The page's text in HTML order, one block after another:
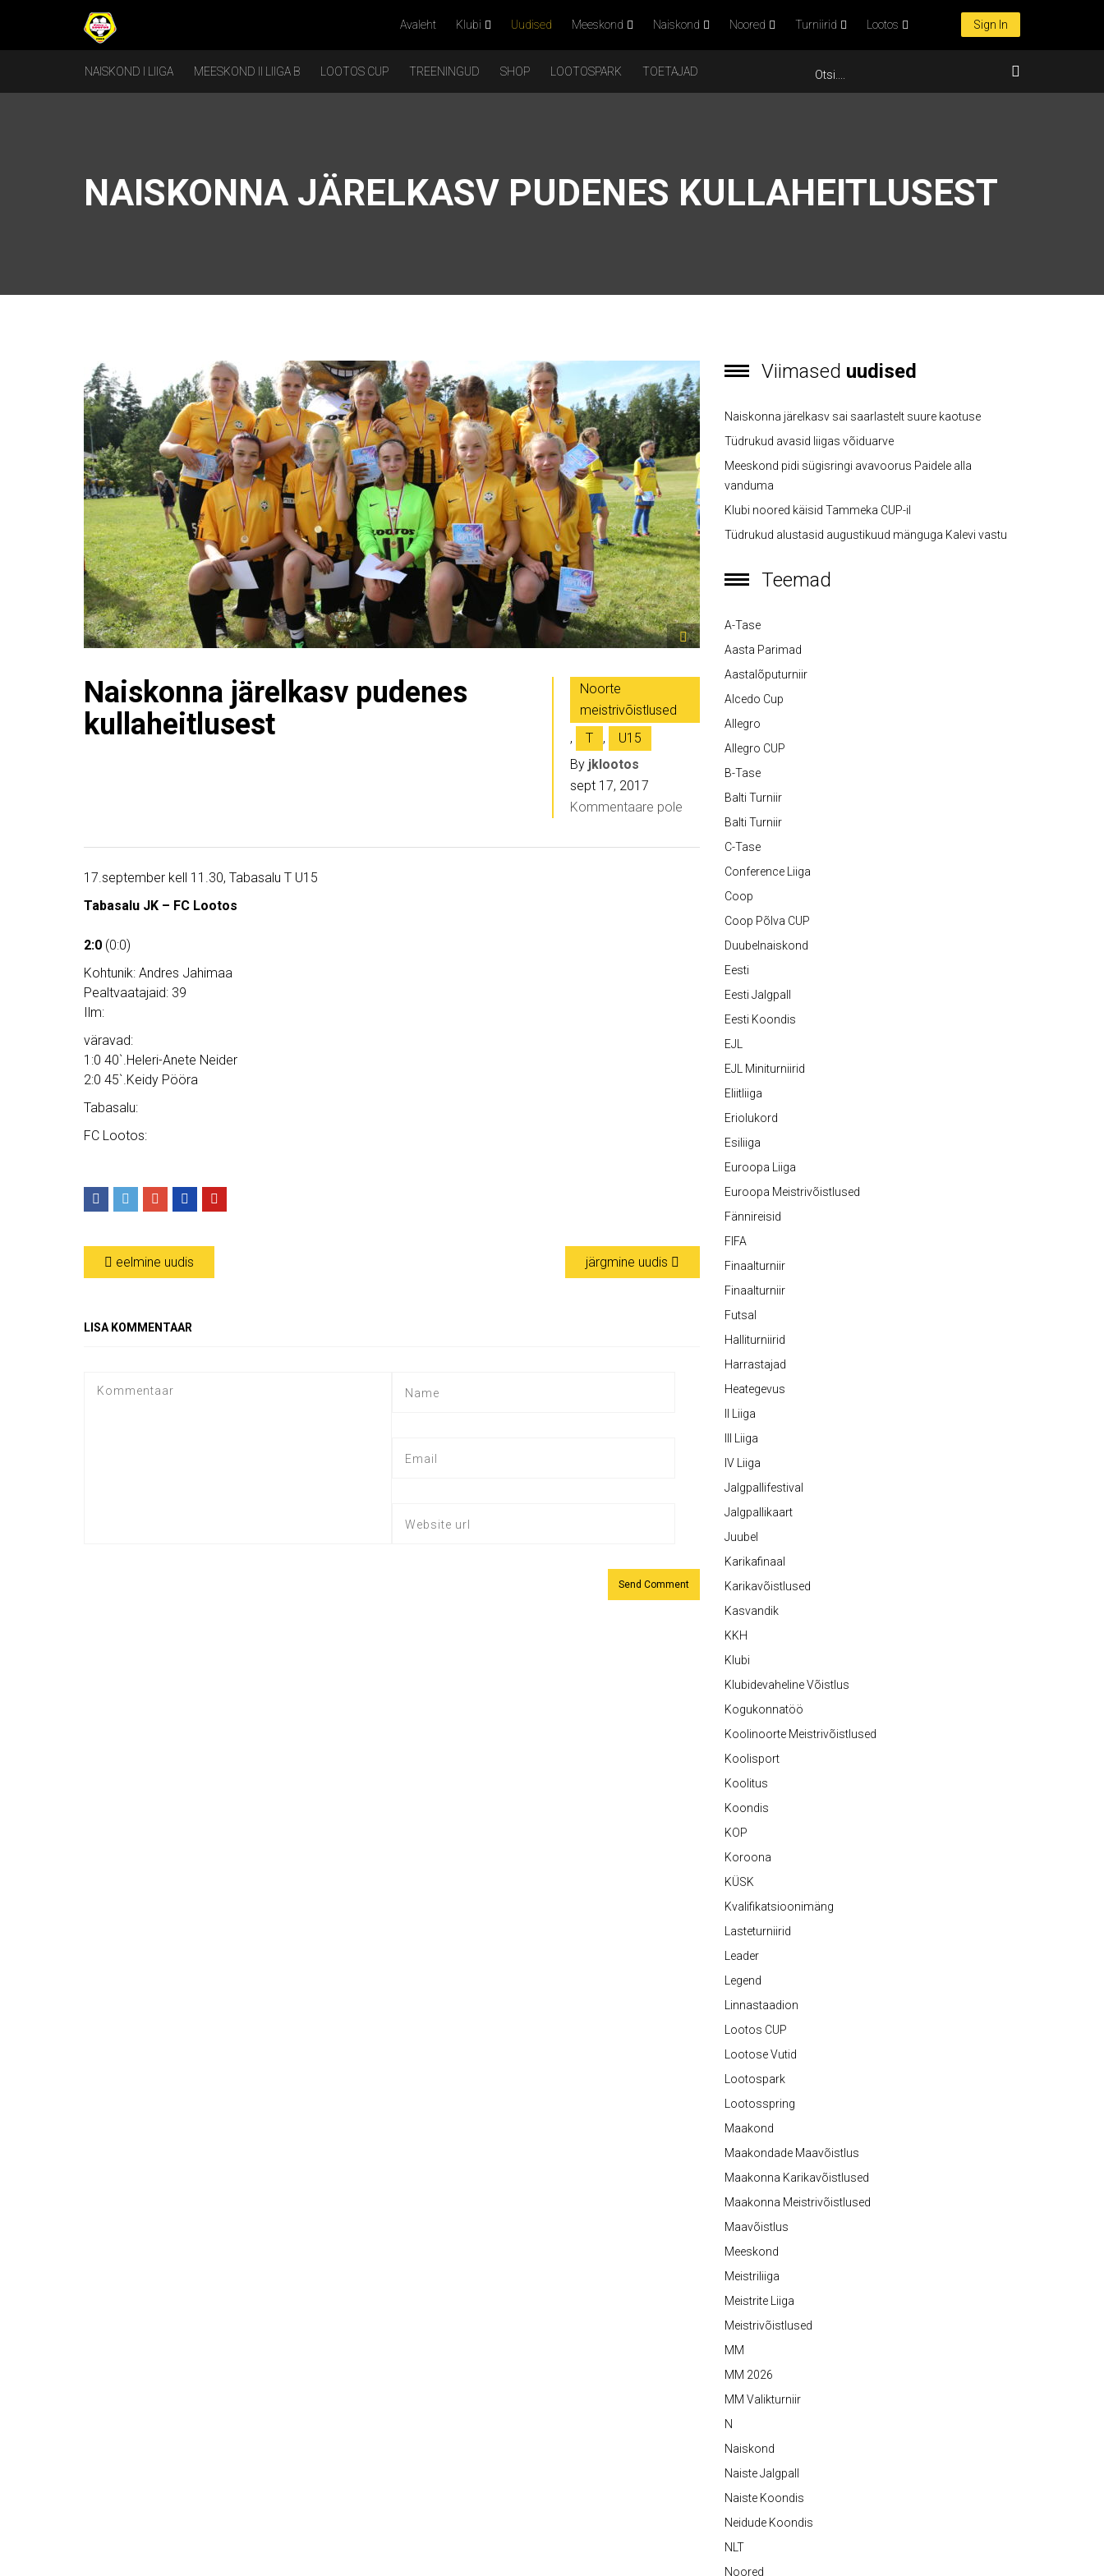
Avaleht Klubi Uudised Meeskond Naiskond Noored Turniirid Lootos Sign In
NAISKOND I LIIGA MEESKOND II LIIGA B LOOTOS CUP TREENINGUD SHOP LOOTOSPARK TOETAJAD
NAISKONNA JÄRELKASV PUDENES KULLAHEITLUSEST
Naiskonna järelkasv pudenes
kullaheitlusest
Noorte
meistrivõistlused
,
T ,
U15
By jklootos
sept 17, 2017
Kommentaare pole
17.september kell 11.30, Tabasalu T U15
Tabasalu JK – FC Lootos
2:0 (0:0)
Kohtunik: Andres Jahimaa
Pealtvaatajaid: 39
Ilm:
väravad:
1:0 40`.Heleri-Anete Neider
2:0 45`.Keidy Pööra
Tabasalu:
FC Lootos:
eelmine uudis järgmine uudis
LISA KOMMENTAAR
Viimased uudised
Naiskonna järelkasv sai saarlastelt suure kaotuse
Tüdrukud avasid liigas võiduarve
Meeskond pidi sügisringi avavoorus Paidele alla
vanduma
Klubi noored käisid Tammeka CUP-il
Tüdrukud alustasid augustikuud mänguga Kalevi vastu
Teemad
A-Tase
Aasta Parimad
Aastalõputurniir
Alcedo Cup
Allegro
Allegro CUP
B-Tase
Balti Turniir
Balti Turniir
C-Tase
Conference Liiga
Coop
Coop Põlva CUP
Duubelnaiskond
Eesti
Eesti Jalgpall
Eesti Koondis
EJL
EJL Miniturniirid
Eliitliiga
Eriolukord
Esiliiga
Euroopa Liiga
Euroopa Meistrivõistlused
Fännireisid
FIFA
Finaalturniir
Finaalturniir
Futsal
Halliturniirid
Harrastajad
Heategevus
II Liiga
III Liiga
IV Liiga
Jalgpallifestival
Jalgpallikaart
Juubel
Karikafinaal
Karikavõistlused
Kasvandik
KKH
Klubi
Klubidevaheline Võistlus
Kogukonnatöö
Koolinoorte Meistrivõistlused
Koolisport
Koolitus
Koondis
KOP
Koroona
KÜSK
Kvalifikatsioonimäng
Lasteturniirid
Leader
Legend
Linnastaadion
Lootos CUP
Lootose Vutid
Lootospark
Lootosspring
Maakond
Maakondade Maavõistlus
Maakonna Karikavõistlused
Maakonna Meistrivõistlused
Maavõistlus
Meeskond
Meistriliiga
Meistrite Liiga
Meistrivõistlused
MM
MM 2026
MM Valikturniir
N
Naiskond
Naiste Jalgpall
Naiste Koondis
Neidude Koondis
NLT
Noored